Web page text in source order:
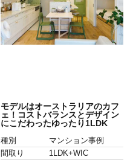
モデルはオーストラリアのカフ
ェ！コストバランスとデザイン
にこだわったゆったり1LDK
種別
マンション事例
間取り
1LDK+WIC